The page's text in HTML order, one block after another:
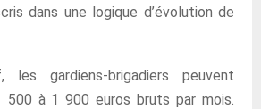
dans une logique d’évolution de
gardiens-brigadiers peuvent
500 à 1 900 euros bruts par mois.